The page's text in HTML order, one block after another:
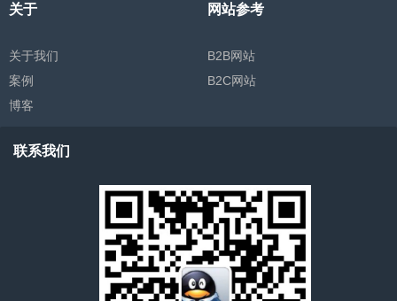
关于
关于我们
案例
博客
网站参考
B2B网站
B2C网站
联系我们